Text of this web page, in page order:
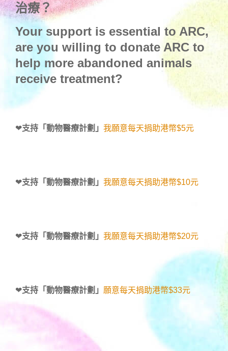
治療？
Your support is essential to ARC,
are you willing to donate ARC to
help more abandoned animals
receive treatment?
❤支持「動物醫療計劃」 我願意每天捐助港幣$5元
❤支持「動物醫療計劃」 我願意每天捐助港幣$10元
❤支持「動物醫療計劃」 我願意每天捐助港幣$20元
❤支持「動物醫療計劃」 願意每天捐助港幣$33元